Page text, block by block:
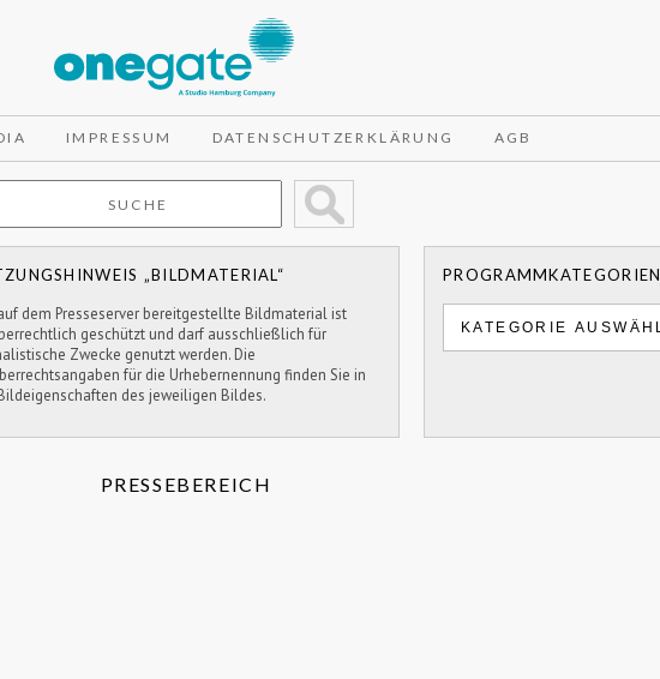
IMPRESSUM DATENSCHUTZERKLÄRUNG AGB
„BILDMATERIAL“
dem Presseserver bereitgestellte Bildmaterial ist
geschützt und darf ausschließlich für
Zwecke genutzt werden. Die
für die Urhebernennung finden Sie in
des jeweiligen Bildes.
PROGRAMMKATEGORIEN
PRESSEBEREICH